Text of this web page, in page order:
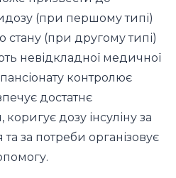
(при першому типі)
стану (при другому типі)
невідкладної медичної
контролює
достатнє
дозу інсуліну за
за потреби організовує